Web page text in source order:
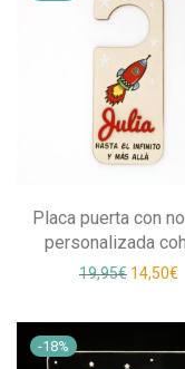
Placa puerta con
personalizada
19,95€ El
14,50€
-18%